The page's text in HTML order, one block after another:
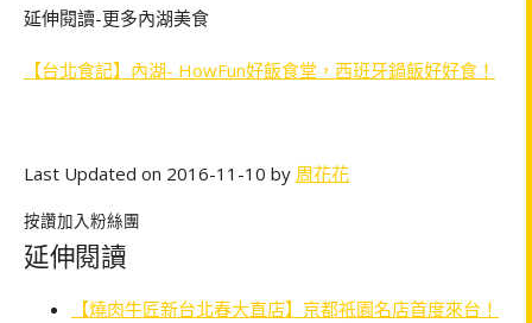
延伸閱讀-更多內湖美食
【台北食記】內湖- HowFun好飯食堂，西班牙鍋飯好好食！
Last Updated on 2016-11-10 by 周花花
按讚加入粉絲團
延伸閱讀
【燒肉牛匠新台北春大直店】京都祇園名店首度來台！